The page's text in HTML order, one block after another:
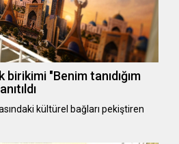
birikimi "Benim tanıdığım
kültürel bağları pekiştiren